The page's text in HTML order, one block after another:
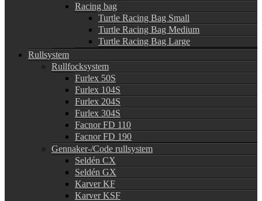
Racing bag
Turtle Racing Bag Small
Turtle Racing Bag Medium
Turtle Racing Bag Large
Rullsystem
Rullfocksystem
Furlex 50S
Furlex 104S
Furlex 204S
Furlex 304S
Facnor FD 110
Facnor FD 190
Gennaker-/Code rullsystem
Seldén CX
Seldén GX
Karver KF
Karver KSF